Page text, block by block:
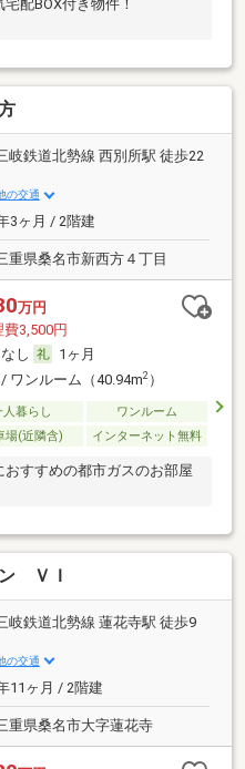
配BOX付き物件！
岐鉄道北勢線 西別所駅 徒歩22
の交通
3ヶ月 / 2階建
重県桑名市新西方４丁目
万円
費3,500円
なし
1ヶ月
ワンルーム（40.94m2）
人暮らし
ワンルーム
場(近隣含) インターネット無料
すすめの都市ガスのお部屋
ＶＩ
岐鉄道北勢線 蓮花寺駅 徒歩9
の交通
11ヶ月 / 2階建
重県桑名市大字蓮花寺